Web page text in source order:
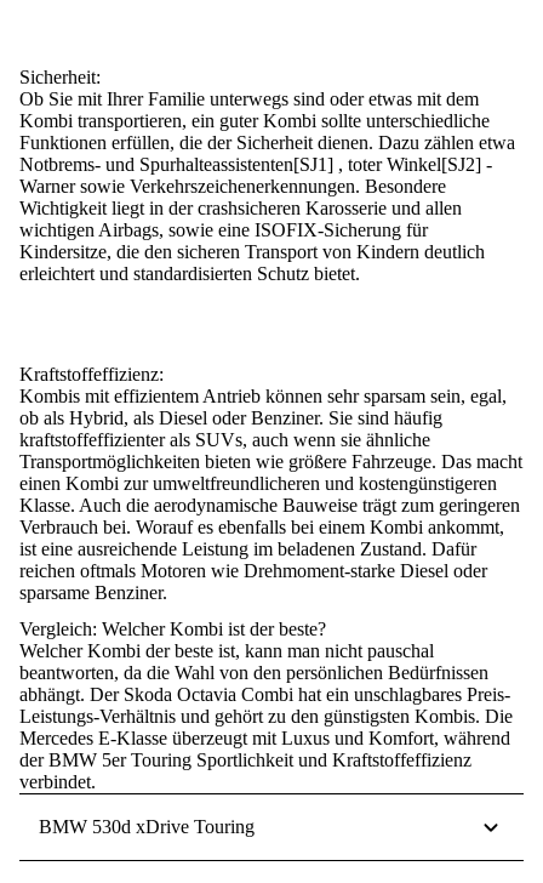
Sicherheit:
Ob Sie mit Ihrer Familie unterwegs sind oder etwas mit dem
Kombi transportieren, ein guter Kombi sollte unterschiedliche
Funktionen erfüllen, die der Sicherheit dienen. Dazu zählen etwa
Notbrems- und Spurhalteassistenten[SJ1] , toter Winkel[SJ2] -
Warner sowie Verkehrszeichenerkennungen. Besondere
Wichtigkeit liegt in der crashsicheren Karosserie und allen
wichtigen Airbags, sowie eine ISOFIX-Sicherung für
Kindersitze, die den sicheren Transport von Kindern deutlich
erleichtert und standardisierten Schutz bietet.
Kraftstoffeffizienz:
Kombis mit effizientem Antrieb können sehr sparsam sein, egal,
ob als Hybrid, als Diesel oder Benziner. Sie sind häufig
kraftstoffeffizienter als SUVs, auch wenn sie ähnliche
Transportmöglichkeiten bieten wie größere Fahrzeuge. Das macht
einen Kombi zur umweltfreundlicheren und kostengünstigeren
Klasse. Auch die aerodynamische Bauweise trägt zum geringeren
Verbrauch bei. Worauf es ebenfalls bei einem Kombi ankommt,
ist eine ausreichende Leistung im beladenen Zustand. Dafür
reichen oftmals Motoren wie Drehmoment-starke Diesel oder
sparsame Benziner.
Vergleich: Welcher Kombi ist der beste?
Welcher Kombi der beste ist, kann man nicht pauschal
beantworten, da die Wahl von den persönlichen Bedürfnissen
abhängt. Der Skoda Octavia Combi hat ein unschlagbares Preis-
Leistungs-Verhältnis und gehört zu den günstigsten Kombis. Die
Mercedes E-Klasse überzeugt mit Luxus und Komfort, während
der BMW 5er Touring Sportlichkeit und Kraftstoffeffizienz
verbindet.
BMW 530d xDrive Touring